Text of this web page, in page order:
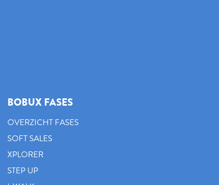
BOBUX FASES
OVERZICHT FASES
SOFT SALES
XPLORER
STEP UP